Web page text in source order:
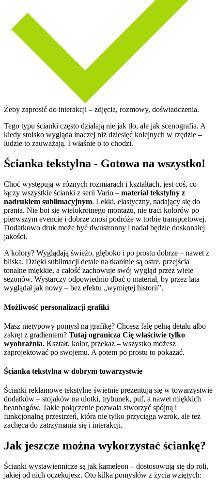
Żeby zaprosić do interakcji – zdjęcia, rozmowy, doświadczenia.
Tego typu ścianki często działają nie jak tło, ale jak scenografia. A
kiedy stoisko wygląda inaczej niż dziesięć kolejnych w rzędzie –
ludzie to zauważają. I właśnie o to chodzi.
Ścianka tekstylna - Gotowa na wszystko!
Choć występują w różnych rozmiarach i kształtach, jest coś, co
łączy wszystkie ścianki z serii Vario – materiał tekstylny z
nadrukiem sublimacyjnym. Lekki, elastyczny, nadający się do
prania. Nie boi się wielokrotnego montażu, nie traci kolorów po
pierwszym evencie i dobrze znosi podróże w torbie transportowej.
Dodatkowo druk może być dwustronny i nadal będzie doskonałej
jakości.
A kolory? Wyglądają świeżo, głęboko i po prostu dobrze – nawet z
bliska. Dzięki sublimacji detale na tkaninie są ostre, przejścia
tonalne miękkie, a całość zachowuje swój wygląd przez wiele
sezonów. Wystarczy odpowiednio dbać o materiał, by przez lata
wyglądał jak nowy – bez efektu „wymiętej historii”.
Możliwość personalizacji grafiki
Masz nietypowy pomysł na grafikę? Chcesz falę pełną detalu albo
zakręt z gradientem? Tutaj ogranicza Cię właściwie tylko
wyobraźnia. Kształt, kolor, przekaz – wszystko możesz
zaprojektować po swojemu. A potem po prostu to pokazać.
Ścianka tekstylna w dobrym towarzystwie
Ścianki reklamowe tekstylne świetnie prezentują się w towarzystwie
dodatków – stojaków na ulotki, trybunek, puf, a nawet miękkich
beanbagów. Takie połączenie pozwala stworzyć spójną i
funkcjonalną przestrzeń, która nie tylko przyciąga wzrok, ale też
zachęca do zatrzymania się i interakcji.
Jak jeszcze można wykorzystać ściankę?
Ścianki wystawiennicze są jak kameleon – dostosowują się do roli,
jakiej od nich oczekujesz. Oto kilka pomysłów z życia wziętych: